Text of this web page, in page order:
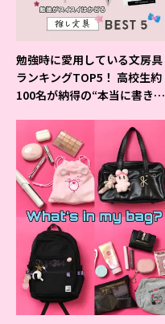
勉強時に愛用している文房具
ランキングTOP5！ 高校生約
100名が納得の“本当に書きや